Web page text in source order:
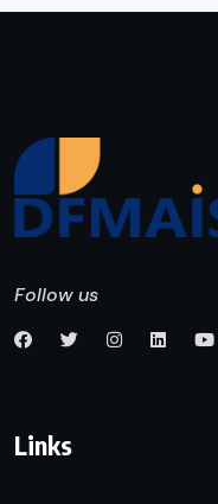
Follow us
Links